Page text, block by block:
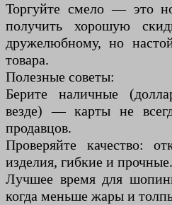
Торгуйте смело — это
получить хорошую
дружелюбному, но
товара.
Полезные советы:
Берите наличные
везде) — карты не
продавцов.
Проверяйте качество:
изделия, гибкие и прочные.
Лучшее время для
когда меньше жары и